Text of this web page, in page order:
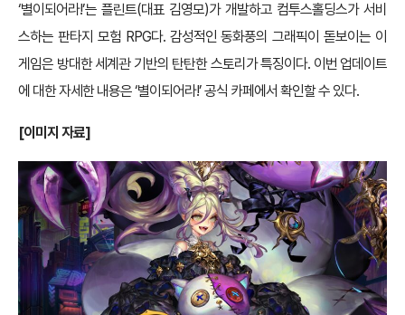
‘별이되어라!’는 플린트(대표 김영모)가 개발하고 컴투스홀딩스가 서비
스하는 판타지 모험 RPG다. 감성적인 동화풍의 그래픽이 돋보이는 이
게임은 방대한 세계관 기반의 탄탄한 스토리가 특징이다. 이번 업데이트
에 대한 자세한 내용은 ‘별이되어라!’ 공식 카페에서 확인할 수 있다.
[이미지 자료]